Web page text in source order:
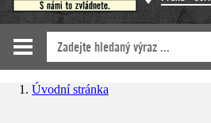
Úvodní stránka